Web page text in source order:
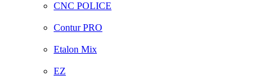
CNC POLICE
Contur PRO
Etalon Mix
EZ